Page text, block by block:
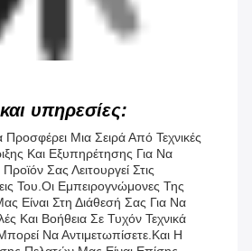
υπηρεσίες:
Μια Σειρά Από Τεχνικές
Και Εξυπηρέτησης Για Να
Σας Λειτουργεί Στις
Του.Οι Εμπειρογνώμονες Της
Είναι Στη Διάθεσή Σας Για Να
Και Βοήθεια Σε Τυχόν Τεχνικά
Να Αντιμετωπίσετε.Και Η